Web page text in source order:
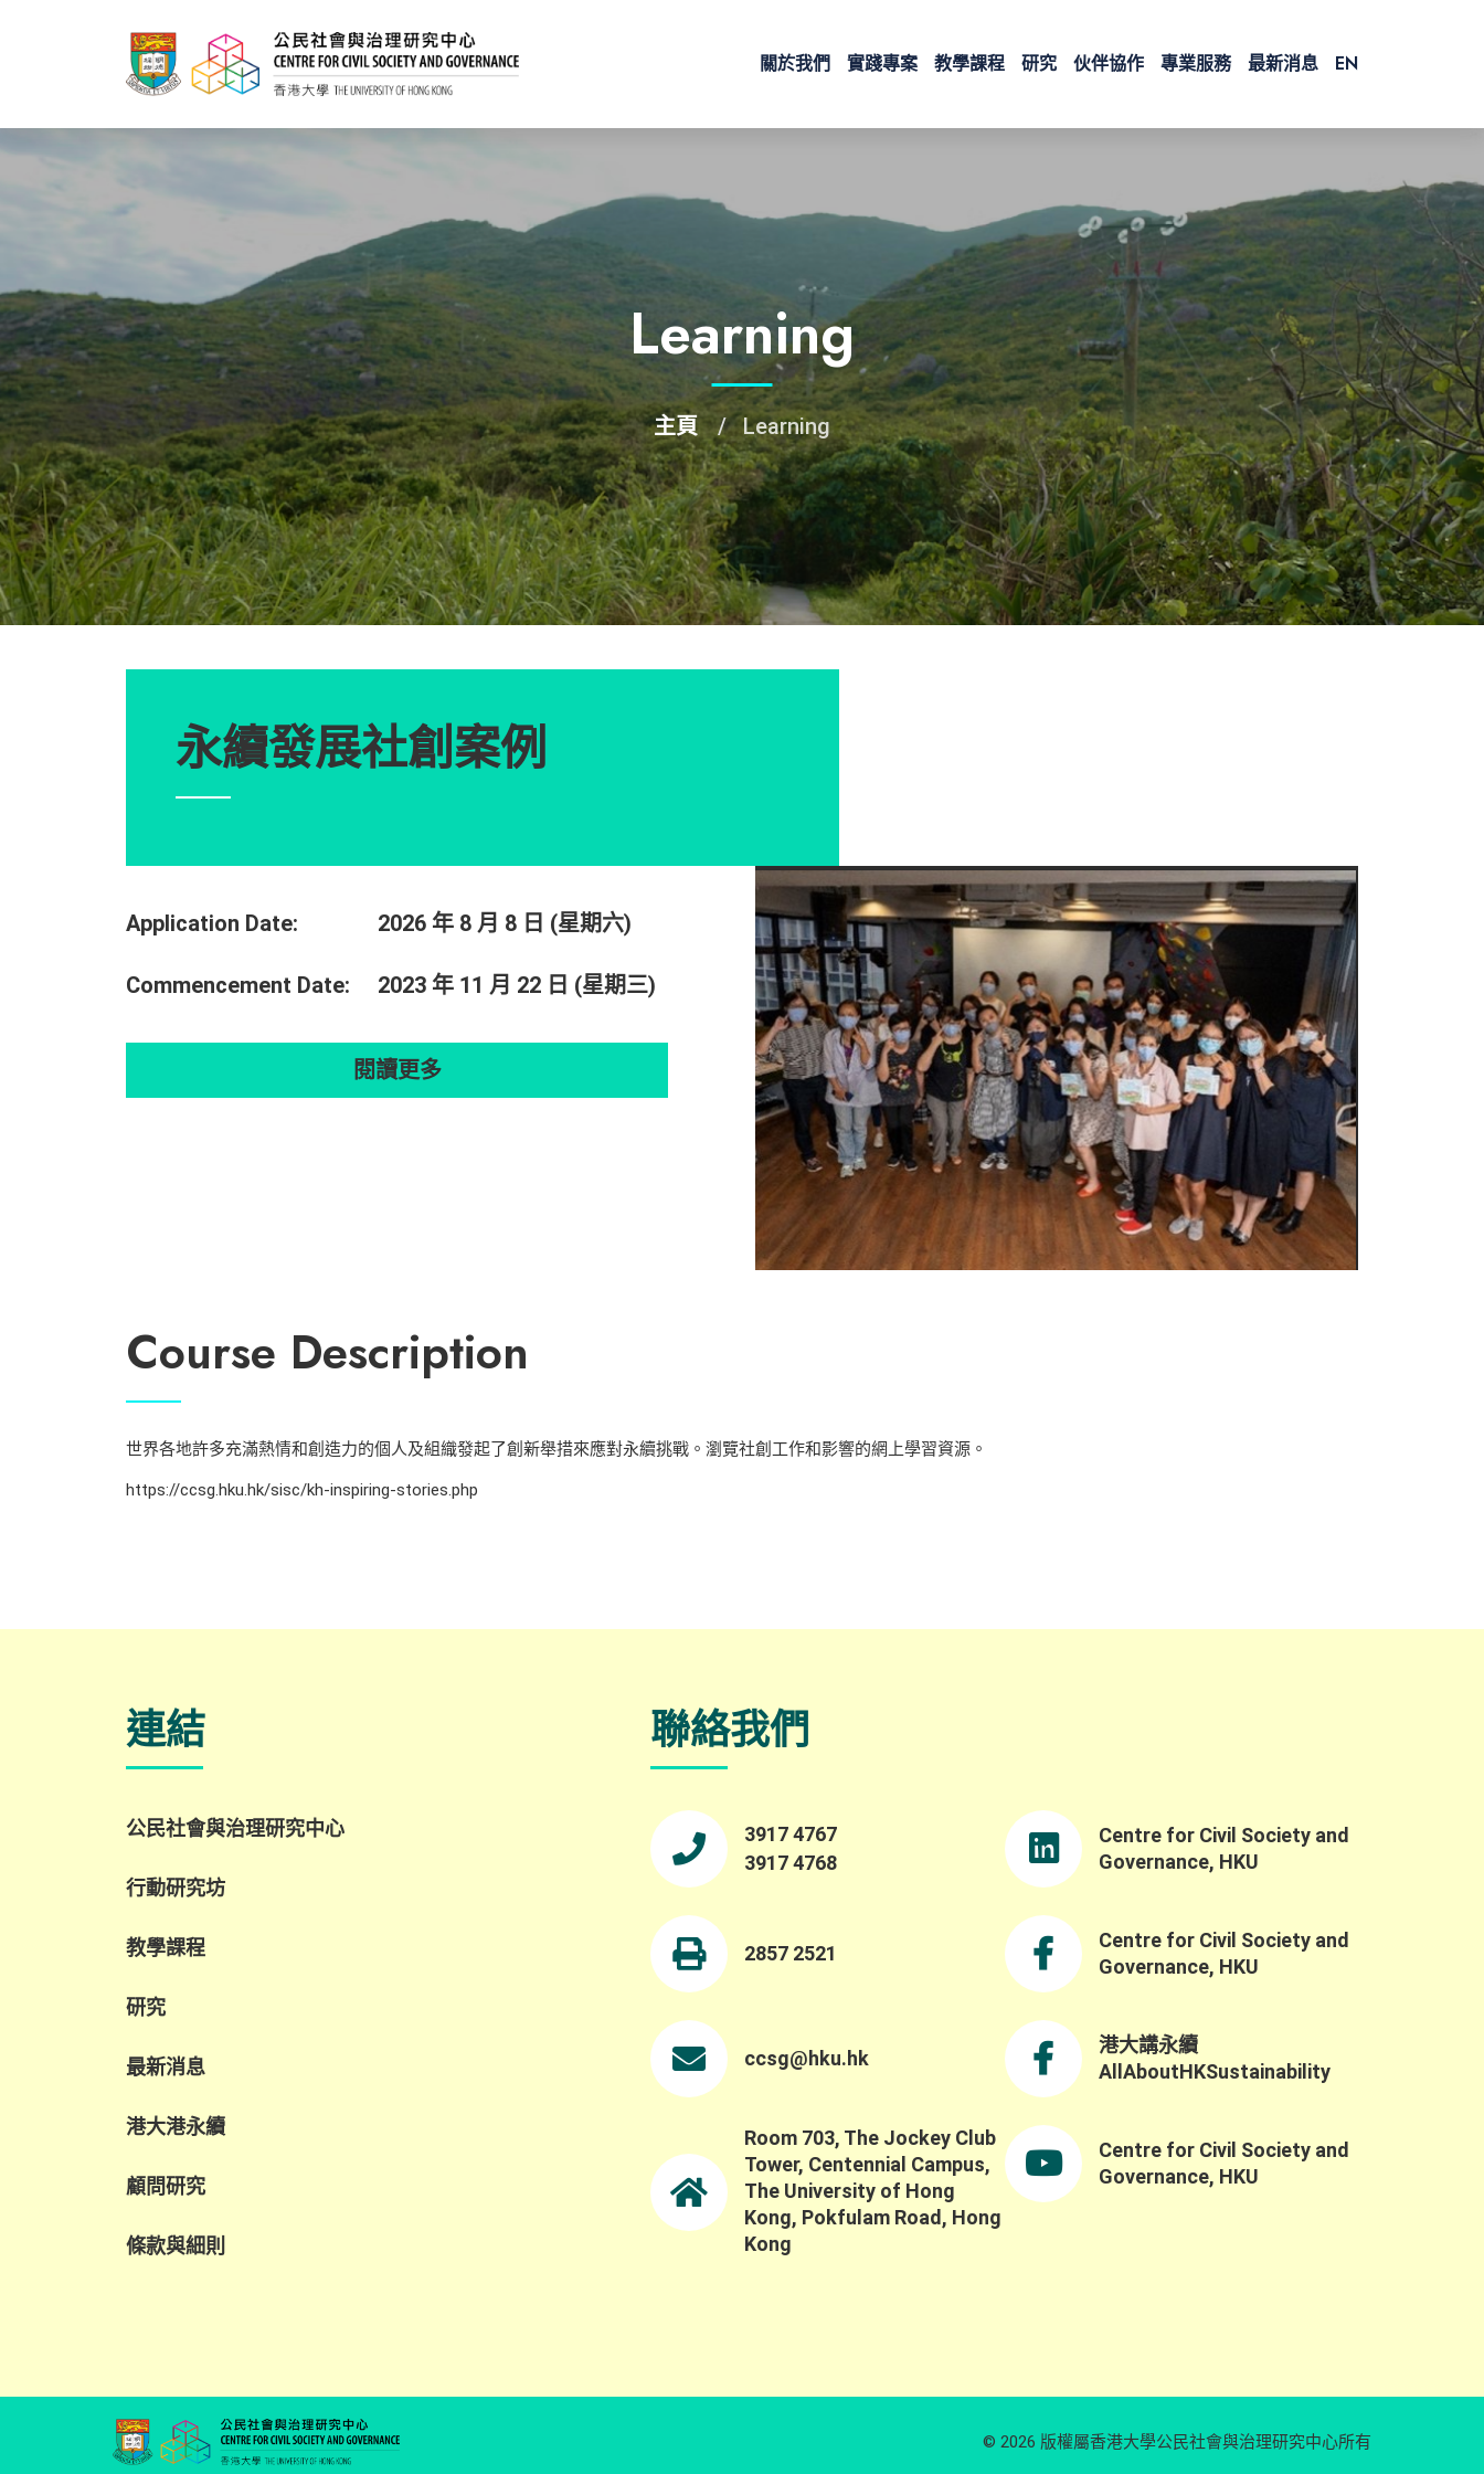
關於我們 實踐專案 教學課程 研究 伙伴協作 專業服務 最新消息 EN
Learning
主頁 Learning
永續發展社創案例
Application Date: 2026 年 8 月 8 日 (星期六)
Commencement Date: 2023 年 11 月 22 日 (星期三)
閱讀更多
Course Description
世界各地許多充滿熱情和創造力的個人及組織發起了創新舉措來應對永續挑戰。瀏覽社創工作和影響的網上學習資源。
https://ccsg.hku.hk/sisc/kh-inspiring-stories.php
連結
公民社會與治理研究中心
行動研究坊
教學課程
研究
最新消息
港大港永續
顧問研究
條款與細則
聯絡我們
3917 4767
3917 4768
2857 2521
ccsg@hku.hk
Room 703, The Jockey Club
Tower, Centennial Campus,
The University of Hong
Kong, Pokfulam Road, Hong
Kong
Centre for Civil Society and
Governance, HKU
Centre for Civil Society and
Governance, HKU
港大講永續
AllAboutHKSustainability
Centre for Civil Society and
Governance, HKU
© 2026 版權屬香港大學公民社會與治理研究中心所有